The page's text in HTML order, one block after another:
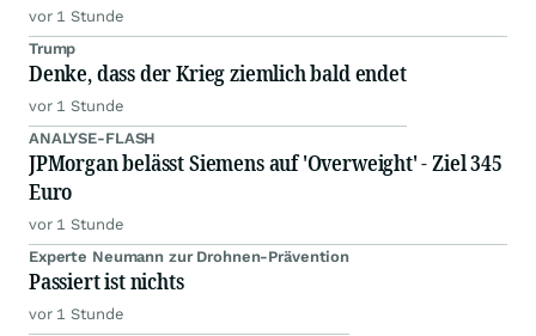
vor 1 Stunde
Trump
Denke, dass der Krieg ziemlich bald endet
vor 1 Stunde
ANALYSE-FLASH
JPMorgan belässt Siemens auf 'Overweight' - Ziel 345
Euro
vor 1 Stunde
Experte Neumann zur Drohnen-Prävention
Passiert ist nichts
vor 1 Stunde